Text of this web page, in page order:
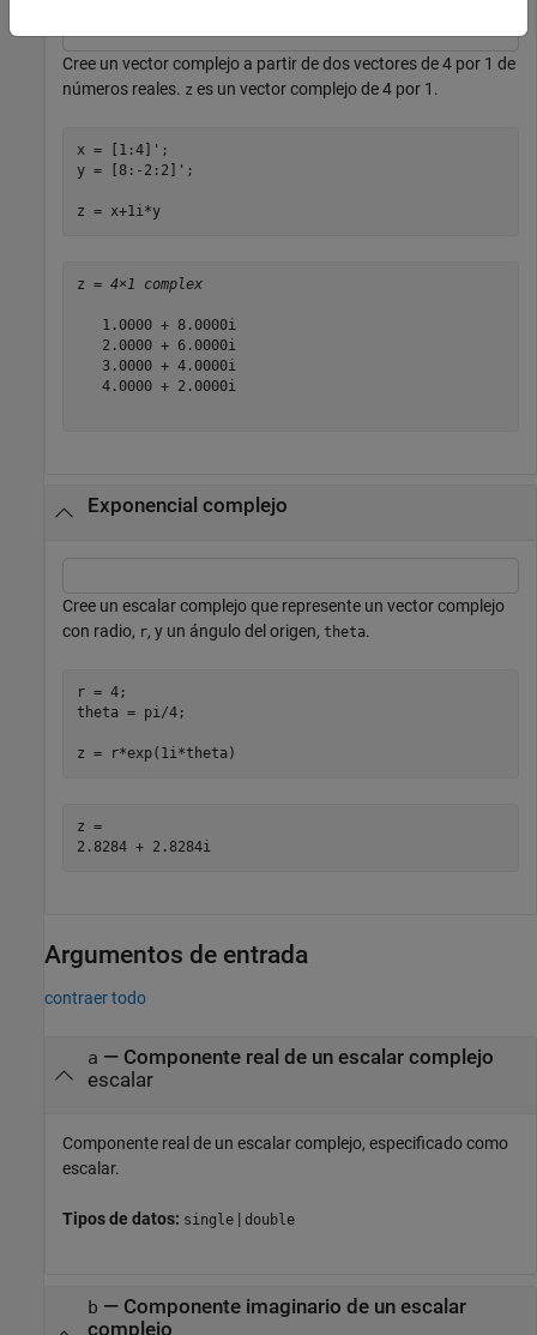
Cree un vector complejo a partir de dos vectores de 4 por 1 de
números reales. z es un vector complejo de 4 por 1.
x = [1:4]';
y = [8:-2:2]';
z = x+1i*y
z = 4×1 complex
   1.0000 + 8.0000i
   2.0000 + 6.0000i
   3.0000 + 4.0000i
   4.0000 + 2.0000i
Exponencial complejo
Cree un escalar complejo que represente un vector complejo
con radio, r, y un ángulo del origen, theta.
r = 4;
theta = pi/4;
z = r*exp(1i*theta)
z =
2.8284 + 2.8284i
Argumentos de entrada
contraer todo
a — Componente real de un escalar complejo
escalar
Componente real de un escalar complejo, especificado como
escalar.
Tipos de datos: single | double
b — Componente imaginario de un escalar
complejo